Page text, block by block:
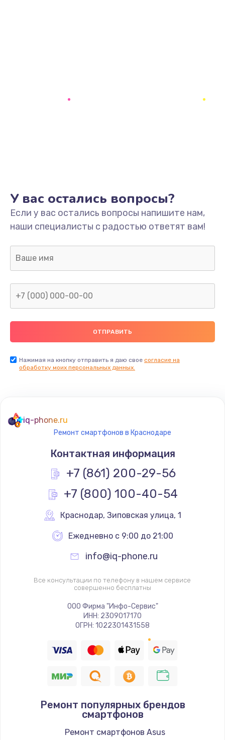
У вас остались вопросы?
Если у вас остались вопросы напишите нам,
наши специалисты с радостью ответят вам!
Нажимая на кнопку отправить я даю свое согласие на
обработку моих персональных данных.
iq-phone.ru
Ремонт смартфонов в Краснодаре
Контактная информация
+7 (861) 200-29-56
+7 (800) 100-40-54
Краснодар, Зиповская улица, 1
Ежедневно с 9:00 до 21:00
info@iq-phone.ru
Все консультации по телефону в нашем сервисе
совершенно бесплатны
ООО Фирма "Инфо-Сервис"
ИНН: 2309017170
ОГРН: 1022301431558
Ремонт популярных брендов
смартфонов
Ремонт смартфонов Asus